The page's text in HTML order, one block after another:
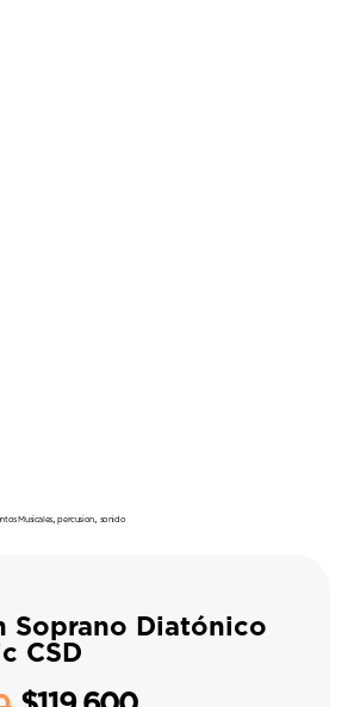
Musicales,percusion, sonido
Soprano Diatónico
CSD